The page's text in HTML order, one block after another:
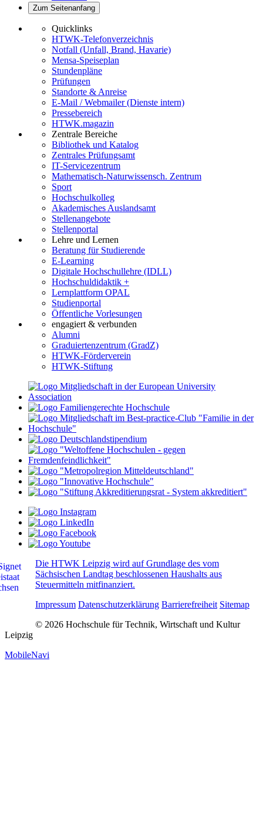
Zum Seitenanfang
Quicklinks
HTWK-Telefonverzeichnis
Notfall (Unfall, Brand, Havarie)
Mensa-Speiseplan
Stundenpläne
Prüfungen
Standorte & Anreise
E-Mail / Webmailer (Dienste intern)
Pressebereich
HTWK.magazin
Zentrale Bereiche
Bibliothek und Katalog
Zentrales Prüfungsamt
IT-Servicezentrum
Mathematisch-Naturwissensch. Zentrum
Sport
Hochschulkolleg
Akademisches Auslandsamt
Stellenangebote
Stellenportal
Lehre und Lernen
Beratung für Studierende
E-Learning
Digitale Hochschullehre (IDLL)
Hochschuldidaktik +
Lernplattform OPAL
Studienportal
Öffentliche Vorlesungen
engagiert & verbunden
Alumni
Graduiertenzentrum (GradZ)
HTWK-Förderverein
HTWK-Stiftung
Die HTWK Leipzig wird auf Grundlage des vom
Sächsischen Landtag beschlossenen Haushalts aus
Steuermitteln mitfinanziert.
Impressum Datenschutzerklärung Barrierefreiheit Sitemap
© 2026 Hochschule für Technik, Wirtschaft und Kultur
Leipzig
MobileNavi